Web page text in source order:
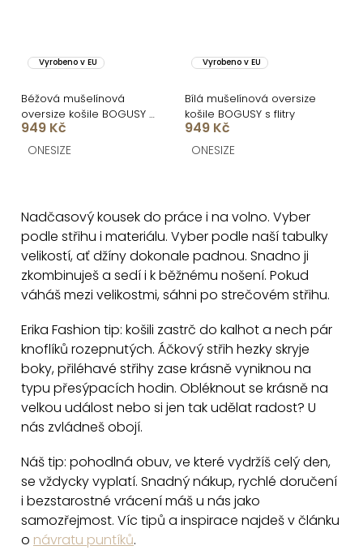
Vyrobeno v EU
Béžová mušelínová
oversize košile BOGUSY s
flitry
949 Kč
ONESIZE
Vyrobeno v EU
Bílá mušelínová oversize
košile BOGUSY s flitry
949 Kč
ONESIZE
v
l
á
d
a
í
p
r
v
k
v
ý
p
i
Nadčasový kousek do práce i na volno. Vyber
podle střihu i materiálu. Vyber podle naší tabulky
velikostí, ať džíny dokonale padnou. Snadno ji
zkombinuješ a sedí i k běžnému nošení. Pokud
váháš mezi velikostmi, sáhni po strečovém střihu.
Erika Fashion tip: košili zastrč do kalhot a nech pár
knoflíků rozepnutých. Áčkový střih hezky skryje
boky, přiléhavé střihy zase krásně vyniknou na
typu přesýpacích hodin. Obléknout se krásně na
velkou událost nebo si jen tak udělat radost? U
nás zvládneš obojí.
Náš tip: pohodlná obuv, ve které vydržíš celý den,
se vždycky vyplatí. Snadný nákup, rychlé doručení
i bezstarostné vrácení máš u nás jako
samozřejmost. Víc tipů a inspirace najdeš v článku
o návratu puntíků.